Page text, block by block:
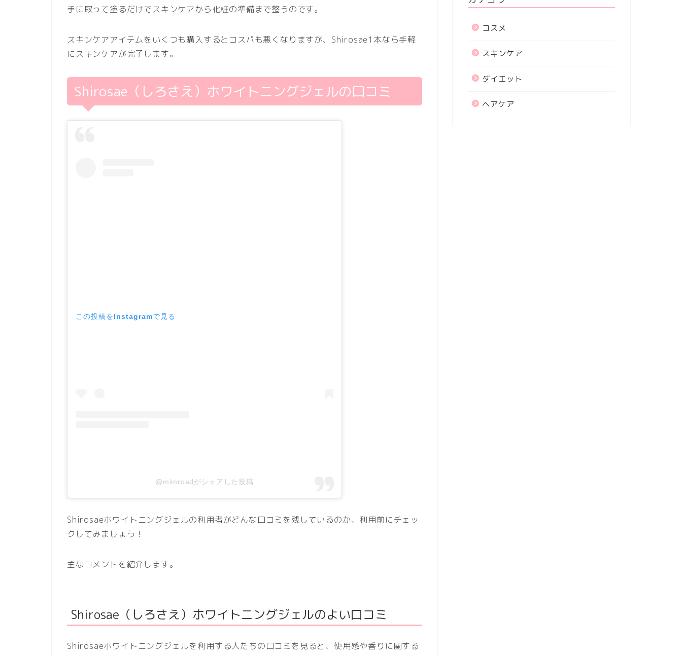
手に取って塗るだけでスキンケアから化粧の準備まで整うのです。
スキンケアアイテムをいくつも購入するとコスパも悪くなりますが、Shirosae1本なら手軽
にスキンケアが完了します。
Shirosae（しろさえ）ホワイトニングジェルの口コミ
この投稿をInstagramで見る
@mimroadがシェアした投稿
Shirosaeホワイトニングジェルの利用者がどんな口コミを残しているのか、利用前にチェッ
クしてみましょう！
主なコメントを紹介します。
Shirosae（しろさえ）ホワイトニングジェルのよい口コミ
Shirosaeホワイトニングジェルを利用する人たちの口コミを見ると、使用感や香りに関する
コスメ
スキンケア
ダイエット
ヘアケア